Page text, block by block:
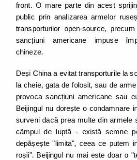
front. O mare parte din acest
public prin analizarea armelor
transporturilor open-source,
sancțiuni americane impuse
chineze.
Deși China a evitat transporturile la
la cheie, gata de folosit, sau de
provoca sancțiuni americane sau
Beijingul nu dorește o condamnare
surveni dacă prea multe din armele
câmpul de luptă - există semne
depășește "limita", ceea ce putem
roșii". Beijingul nu mai este doar o